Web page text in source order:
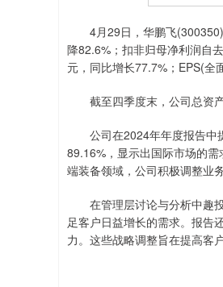
4月29日，华鹏飞(300350)
降82.6%；扣非归母净利润自
元，同比增长77.7%；EPS(全
截至四季度末，公司总资产
公司在2024年年度报告中提
89.16%，显示出国际市场的
端装备领域，公司积极调整业
在管理层讨论与分析中趣投
足客户日益增长的需求。报告
力。这些战略调整旨在提高客
上证指数